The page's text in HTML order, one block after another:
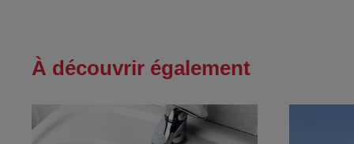
À découvrir également